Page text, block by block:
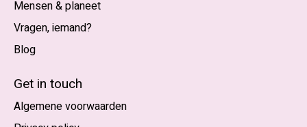
Mensen & planeet
Vragen, iemand?
Blog
Get in touch
Algemene voorwaarden